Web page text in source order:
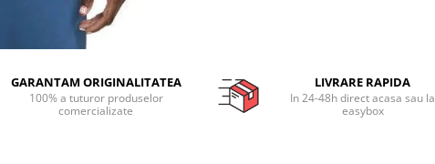
GARANTAM ORIGINALITATEA
100% a tuturor produselor
comercializate
LIVRARE RAPIDA
In 24-48h direct acasa sau la
easybox